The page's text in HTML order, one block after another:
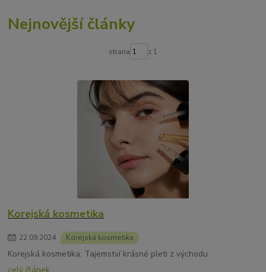
Nejnovější články
strana z 1
Korejská kosmetika
22.09.2024 Korejská kosmetika
Korejská kosmetika: Tajemství krásné pleti z východu
celý článek